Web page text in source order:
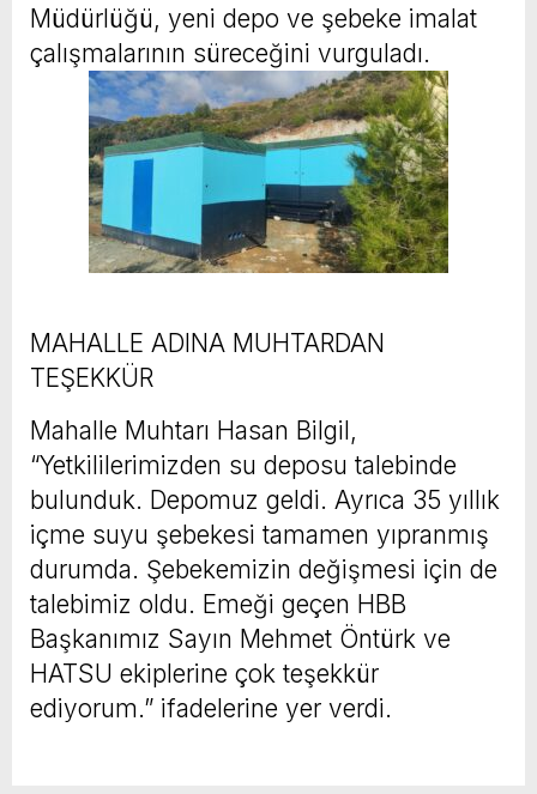
Müdürlüğü, yeni depo ve şebeke imalat
çalışmalarının süreceğini vurguladı.
MAHALLE ADINA MUHTARDAN
TEŞEKKÜR
Mahalle Muhtarı Hasan Bilgil,
“Yetkililerimizden su deposu talebinde
bulunduk. Depomuz geldi. Ayrıca 35 yıllık
içme suyu şebekesi tamamen yıpranmış
durumda. Şebekemizin değişmesi için de
talebimiz oldu. Emeği geçen HBB
Başkanımız Sayın Mehmet Öntürk ve
HATSU ekiplerine çok teşekkür
ediyorum.” ifadelerine yer verdi.